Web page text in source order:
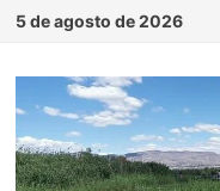
Saltar
contenido
5 de agosto de 2026